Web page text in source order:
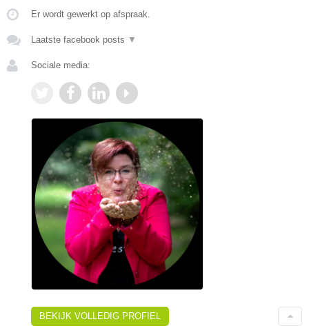
Er wordt gewerkt op afspraak.
Laatste facebook posts ▼
Sociale media:
BEKIJK VOLLEDIG PROFIEL